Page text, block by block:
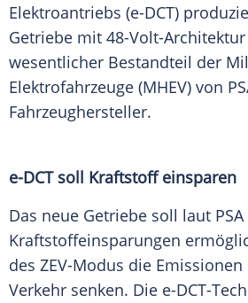
Elektroantriebs (e-DCT)
Getriebe mit 48-Volt-
wesentlicher Bestandteil der
Elektrofahrzeuge (MHEV) von
Fahrzeughersteller.
e-DCT soll Kraftstoffeinsparen
Das neue Getriebe soll laut PSA
Kraftstoffeinsparungen
des ZEV-Modus die
Verkehr senken. Die e-DCT-